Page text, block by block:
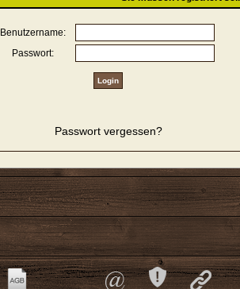
Benutzername:
Passwort:
Passwort vergessen?